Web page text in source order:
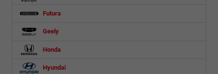
Futura
Geely
Honda
Hyundai